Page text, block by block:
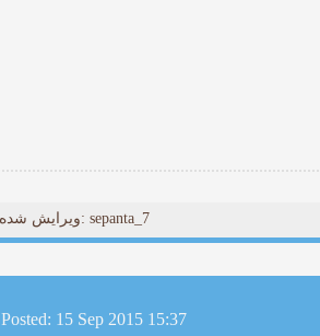
ویرایش شده توسط: sepanta_7
Posted: 15 Sep 2015 15:37